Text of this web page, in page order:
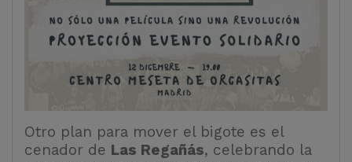
Otro plan para mover el bigote es el
cenador de Las Regañás, celebrando la